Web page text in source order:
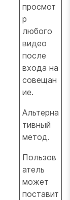
просмот
р
любого
видео
после
входа на
совещан
ие.
Альтерна
тивный
метод.
Пользов
атель
может
поставит